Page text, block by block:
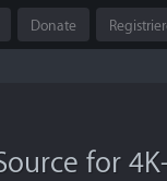
Donate
for